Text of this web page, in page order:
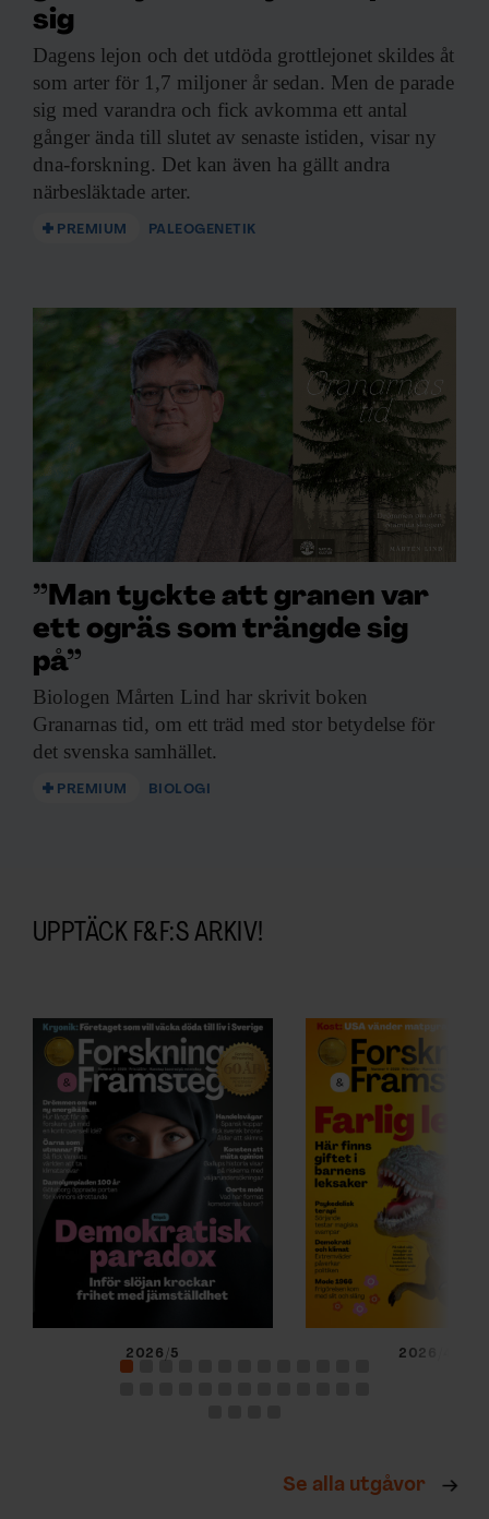
sig
Dagens lejon och det utdöda grottlejonet skildes åt
som arter för 1,7 miljoner år sedan. Men de parade
sig med varandra och fick avkomma ett antal
gånger ända till slutet av senaste istiden, visar ny
dna-forskning. Det kan även ha gällt andra
närbesläktade arter.
PREMIUM PALEOGENETIK
”Man tyckte att granen var
ett ogräs som trängde sig
på”
Biologen Mårten Lind har skrivit boken
Granarnas tid, om ett träd med stor betydelse för
det svenska samhället.
PREMIUM BIOLOGI
UPPTÄCK F&F:S ARKIV!
2026/5 2026/4
Se alla utgåvor